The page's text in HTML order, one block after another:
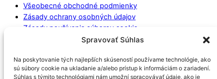
Spravovať Súhlas
Na poskytovanie tých najlepších skúseností používame technológie, ako
sú súbory cookie na ukladanie a/alebo prístup k informáciám o zariadení.
Súhlas s týmito technológiami nám umožní spracovávať údaje, ako je
Všeobecné obchodné podmienky
Zásady ochrany osobných údajov
Zásady používania súborov cookie